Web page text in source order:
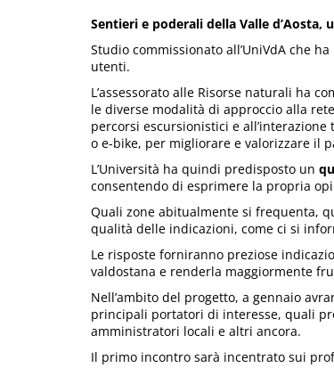
Sentieri e poderali della Valle d’Aosta,
Studio commissionato all’UniVdA che
utenti.
L’assessorato alle Risorse naturali ha
le diverse modalità di approccio alla
percorsi escursionistici e
o e-bike, per migliorare e valorizzare il
L’Università ha quindi predisposto un
consentendo di esprimere la propria
Quali zone abitualmente si frequenta,
qualità delle indicazioni, come ci si
Le risposte forniranno preziose
valdostana e renderla maggiormente
Nell’ambito del progetto, a gennaio
principali portatori di interesse, quali
amministratori locali e altri ancora.
Il primo incontro sarà incentrato sui